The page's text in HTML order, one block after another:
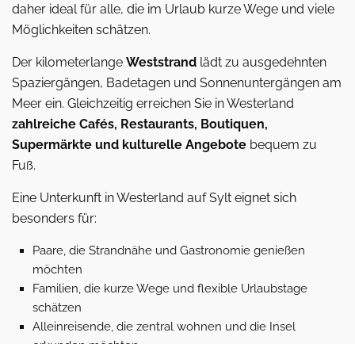
daher ideal für alle, die im Urlaub kurze Wege und viele
Möglichkeiten schätzen.
Der kilometerlange Weststrand lädt zu ausgedehnten
Spaziergängen, Badetagen und Sonnenuntergängen am
Meer ein. Gleichzeitig erreichen Sie in Westerland
zahlreiche Cafés, Restaurants, Boutiquen,
Supermärkte und kulturelle Angebote bequem zu
Fuß.
Eine Unterkunft in Westerland auf Sylt eignet sich
besonders für:
Paare, die Strandnähe und Gastronomie genießen
möchten
Familien, die kurze Wege und flexible Urlaubstage
schätzen
Alleinreisende, die zentral wohnen und die Insel